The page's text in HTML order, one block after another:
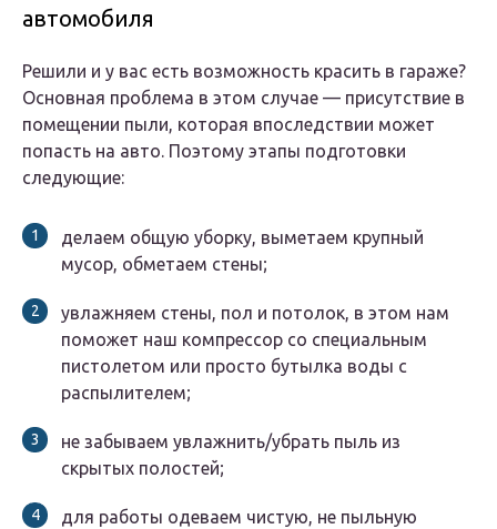
автомобиля
Решили и у вас есть возможность красить в гараже?
Основная проблема в этом случае — присутствие в
помещении пыли, которая впоследствии может
попасть на авто. Поэтому этапы подготовки
следующие:
делаем общую уборку, выметаем крупный
мусор, обметаем стены;
увлажняем стены, пол и потолок, в этом нам
поможет наш компрессор со специальным
пистолетом или просто бутылка воды с
распылителем;
не забываем увлажнить/убрать пыль из
скрытых полостей;
для работы одеваем чистую, не пыльную